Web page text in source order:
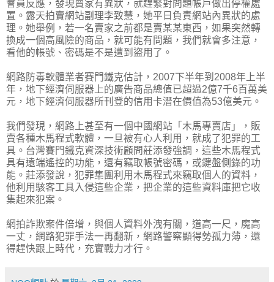
會員反應，發現賣家有異狀，就趕緊對問題帳戶做出停權處
置。露天拍賣網站副理李致慧，她平日負責網站內異狀的處
理。她舉例，若一名賣家之前都是賣某某東西，如果突然轉
換成一個高風險的商品，就可能有問題，我們就會多注意，
看他的帳號、密碼是不是遭到盜用了。
網路防毒軟體業者賽門鐵克估計，2007下半年到2008年上半
年，地下經濟伺服器上的廣告商品總值已超過2億7千6百萬美
元，地下經濟伺服器所刊登的信用卡潛在價值為53億美元。
我們發現，網路上甚至有一個中國網站「木馬專賣店」，販
賣各種木馬程式軟體，一旦被有心人利用，就成了犯罪的工
具。台灣賽門鐵克資深技術顧問莊添發強調，這些木馬程式
具有遠端遙控的功能，還有竊取帳號密碼，或鍵盤側錄的功
能。莊添發說，犯罪集團利用木馬程式來竊取個人的資料，
他利用駭客工具入侵這些企業，把企業的這些資料庫把它收
集起來犯案。
網拍詐欺案件倍增，與個人資料外洩有關，道高一尺，魔高
一丈，網路犯罪手法一再翻新，網路警察顯得勢孤力薄，還
得趕快跟上時代，充實戰力才行。